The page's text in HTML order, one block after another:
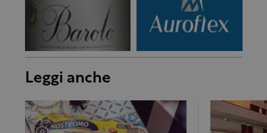
Leggi anche